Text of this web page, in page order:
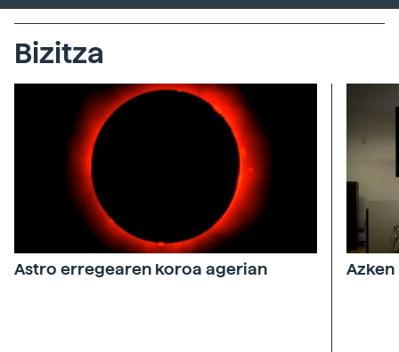
Bizitza
Astro erregearen koroa agerian